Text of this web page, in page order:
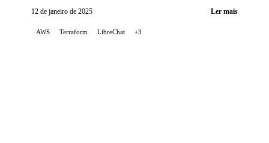
com as mudanças recentes na forma de instalar o
12 de janeiro de 2025 Ler mais
AWS Terraform LibreChat +3